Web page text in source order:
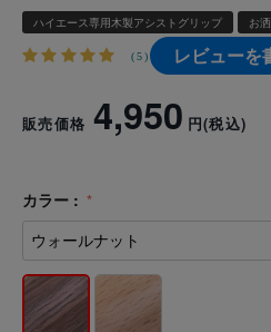
ハイエース専用木製アシストグリップ お
(5) レビューを
販売価格 4,950 円(税込)
カラー :